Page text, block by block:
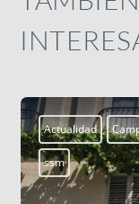
Actualidad
ssm